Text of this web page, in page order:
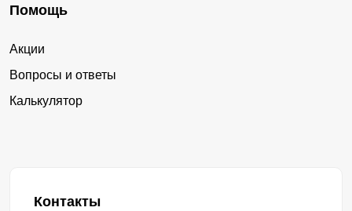
Помощь
Акции
Вопросы и ответы
Калькулятор
Контакты